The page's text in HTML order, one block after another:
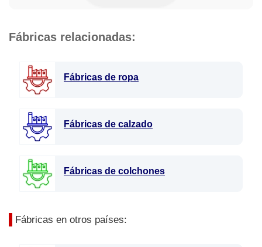
Fábricas relacionadas:
Fábricas de ropa
Fábricas de calzado
Fábricas de colchones
Fábricas en otros países: